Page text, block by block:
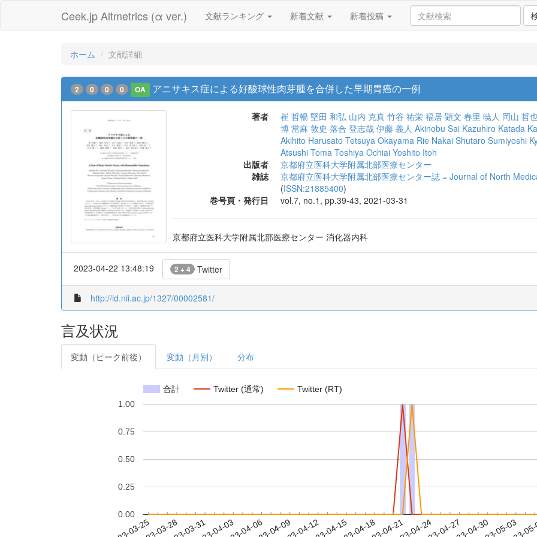
Ceek.jp Altmetrics (α ver.) 文献ランキング 新着文献 新着投稿
ホーム 文献詳細
2 0 0 0 OA アニサキス症による好酸球性肉芽腫を合併した早期胃癌の一例
著者 崔 哲暢 堅田 和弘 山内 克真 竹谷 祐栄 福居 顕文 春里 暁人 岡山 哲
博 當麻 敦史 落合 登志哉 伊藤 義人 Akinobu Sai Kazuhiro Katada
Akihito Harusato Tetsuya Okayama Rie Nakai Shutaro Sumiyoshi
Atsushi Toma Toshiya Ochiai Yoshito Itoh
出版者
京都府立医科大学附属北部医療センター
雑誌
京都府立医科大学附属北部医療センター誌 = Journal of North
(ISSN:21885400)
巻号頁・発行日
vol.7, no.1, pp.39-43, 2021-03-31
京都府立医科大学附属北部医療センター 消化器内科
2023-04-22 13:48:19 2 + 4 Twitter
http://id.nii.ac.jp/1327/00002581/
言及状況
変動（ピーク前後） 変動（月別） 分布
合計 Twitter (通常) Twitter (RT)
0.00
0.25
0.50
0.75
1.00